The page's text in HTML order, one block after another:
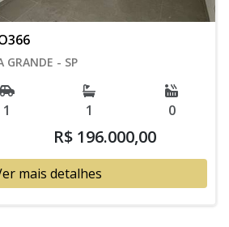
GRANDE - SP
1 1 0
R$ 196.000,00
mais detalhes